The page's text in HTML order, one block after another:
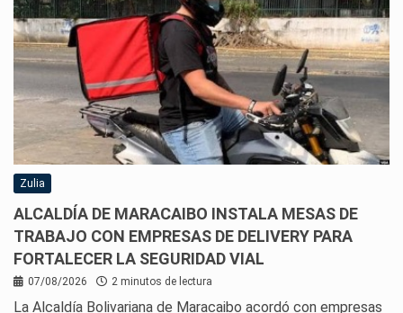
Zulia
ALCALDÍA DE MARACAIBO INSTALA MESAS DE
TRABAJO CON EMPRESAS DE DELIVERY PARA
FORTALECER LA SEGURIDAD VIAL
07/08/2026 2 minutos de lectura
La Alcaldía Bolivariana de Maracaibo acordó con empresas